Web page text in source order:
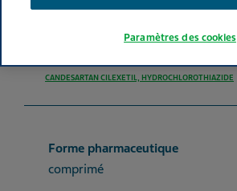
CANDESARTAN CILEXETIL, HYDROCHLOROTHIAZIDE
Forme pharmaceutique
comprimé
Paramètres des cookies